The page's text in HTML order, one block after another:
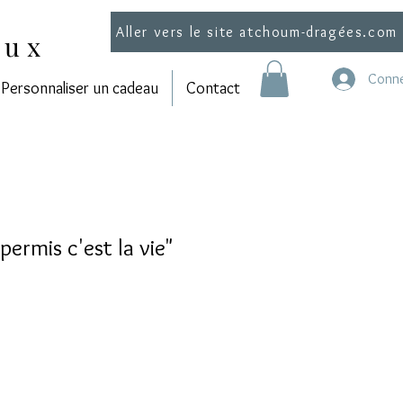
Personnaliser un cadeau Contact
Aller vers le site atchoum-dragées.com
c'est la vie"